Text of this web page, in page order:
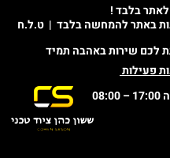
בלבד !
באתר להמחשה בלבד | ט.ל.ח
לכם שירות באהבה תמיד
פעילות